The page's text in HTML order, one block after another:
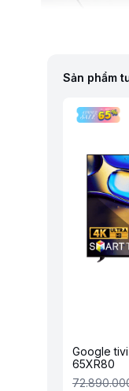
Thiết kế mỏng
Thiết kế của
tivi hoạt động
sản phẩm này
Bộ xử lý AI α11
Tivi LG OLED
Sản phẩm
Google
65XR80